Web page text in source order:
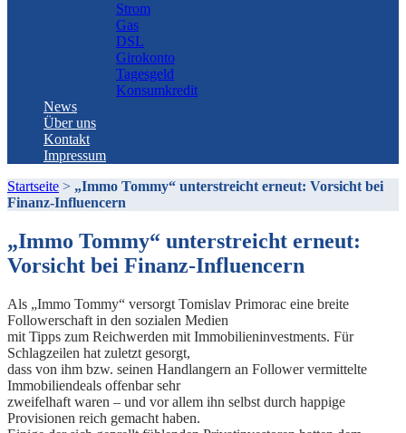
Strom
Gas
DSL
Girokonto
Tagesgeld
Konsumkredit
News
Über uns
Kontakt
Impressum
Startseite > „Immo Tommy“ unterstreicht erneut: Vorsicht bei
Finanz-Influencern
„Immo Tommy“ unterstreicht erneut:
Vorsicht bei Finanz-Influencern
Als „Immo Tommy“ versorgt Tomislav Primorac eine breite
Followerschaft in den sozialen Medien
mit Tipps zum Reichwerden mit Immobilieninvestments. Für
Schlagzeilen hat zuletzt gesorgt,
dass von ihm bzw. seinen Handlangern an Follower vermittelte
Immobiliendeals offenbar sehr
zweifelhaft waren – und vor allem ihn selbst durch happige
Provisionen reich gemacht haben.